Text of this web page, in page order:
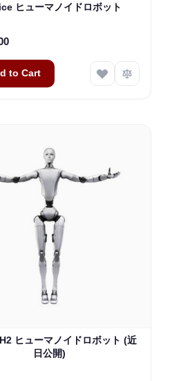
ヒューマノイドロボット
to Cart
ヒューマノイドロボット (近
日公開)